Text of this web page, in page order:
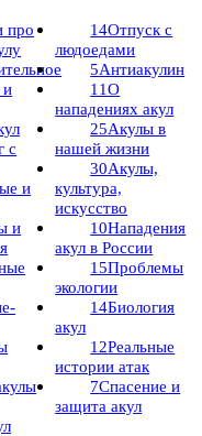
про
и
с
и
и
14Отпуск с
людоедами
5Антиакулин
11О
нападениях акул
25Акулы в
нашей жизни
30Акулы,
культура,
искусство
10Нападения
акул в России
15Проблемы
экологии
14Биология
акул
12Реальные
истории атак
7Спасение и
защита акул